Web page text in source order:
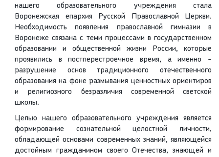
нашего образовательного учреждения стала
Воронежская епархия Русской Православной Церкви.
Необходимость появления православной гимназии в
Воронеже связана с теми процессами в государственном
образовании и общественной жизни России, которые
проявились в постперестроечное время, а именно -
разрушение основ традиционного отечественного
образования на фоне размывания ценностных ориентиров
и религиозного безразличия современной светской
школы.
Целью нашего образовательного учреждения является
формирование сознательной целостной личности,
обладающей основами современных знаний, являющейся
достойным гражданином своего Отечества, знающей и